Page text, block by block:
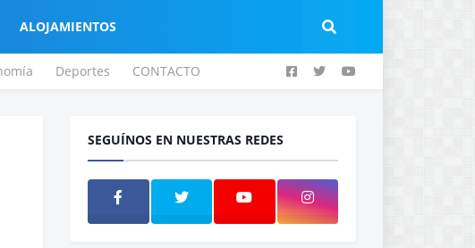
ALOJAMIENTOS
Deportes CONTACTO
SEGUÍNOS EN NUESTRAS REDES